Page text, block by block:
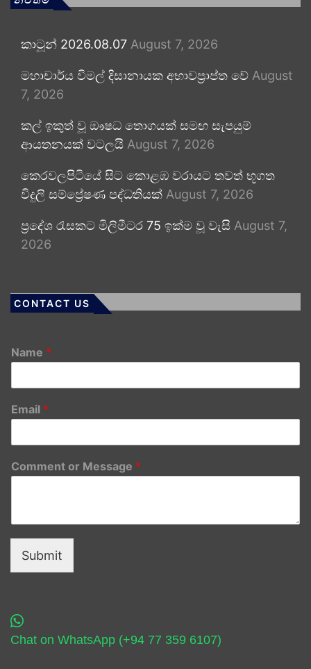
කාටූන් 2026.08.07 August 7, 2026
මහාචාර්ය විමල් දිසානායක අභාවප්‍රාප්ත වේ August
7, 2026
කල් ඉකුත් වූ ඖෂධ තොගයක් සමඟ සැපයුම්
ආයතනයක් වටලයි August 7, 2026
කෙරවලපිටියේ සිට කොළඹ වරායට තවත් භූගත
විදුලි සම්ප්‍රේෂණ පද්ධතියක් August 7, 2026
ප්‍රදේශ රැසකට මිලිමීටර 75 ඉක්ම වූ වැසි August 7,
2026
CONTACT US
Name *
Email *
Comment or Message *
Submit
Chat on WhatsApp (+94 77 359 6107)